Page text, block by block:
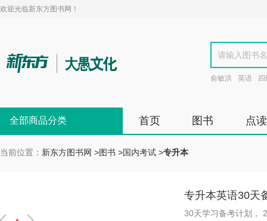
欢迎光临新东方图书网！
俞敏洪 英语
全部商品分类 首页 图书 点
当前位置： 新东方图书网 >图书 >国内考试 >专升本
专升本英语30天
30天学习备考计划，